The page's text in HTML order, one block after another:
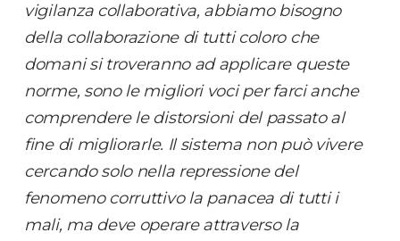
vigilanza collaborativa, abbiamo bisogno
della collaborazione di tutti coloro che
domani si troveranno ad applicare queste
norme, sono le migliori voci per farci anche
comprendere le distorsioni del passato al
fine di migliorarle. Il sistema non può vivere
cercando solo nella repressione del
fenomeno corruttivo la panacea di tutti i
mali, ma deve operare attraverso la